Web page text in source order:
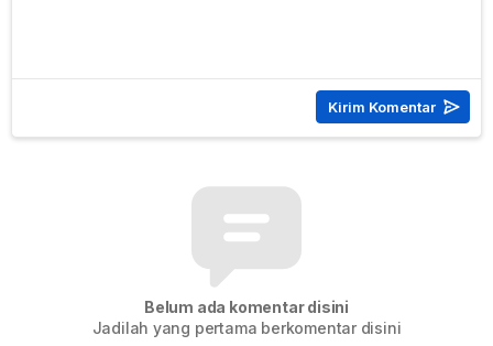
Belum ada komentar disini
Jadilah yang pertama berkomentar disini